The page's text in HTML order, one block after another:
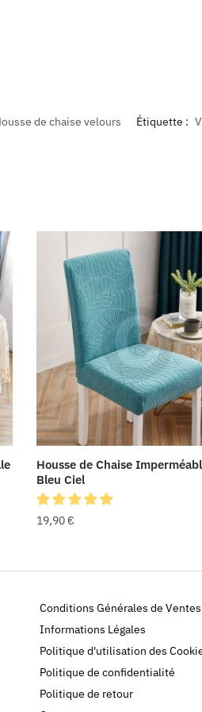
de chaise velours Étiquette :
Housse de Chaise
Bleu Ciel
19,90€
Conditions Générales de Ventes
Informations Légales
Politique d'utilisation des
Politique de confidentialité
Politique de retour